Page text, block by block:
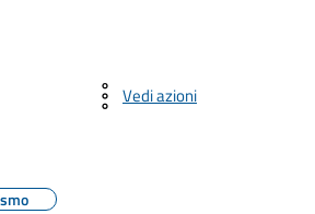
Vedi azioni